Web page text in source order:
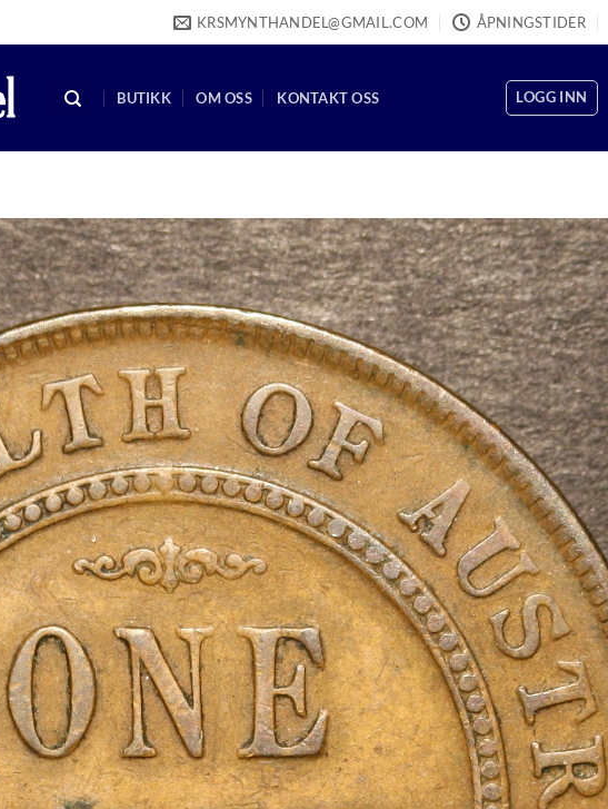
KRSMYNTHANDEL@GMAIL.COM ÅPNINGSTIDER
BUTIKK OM OSS KONTAKT OSS LOGG INN